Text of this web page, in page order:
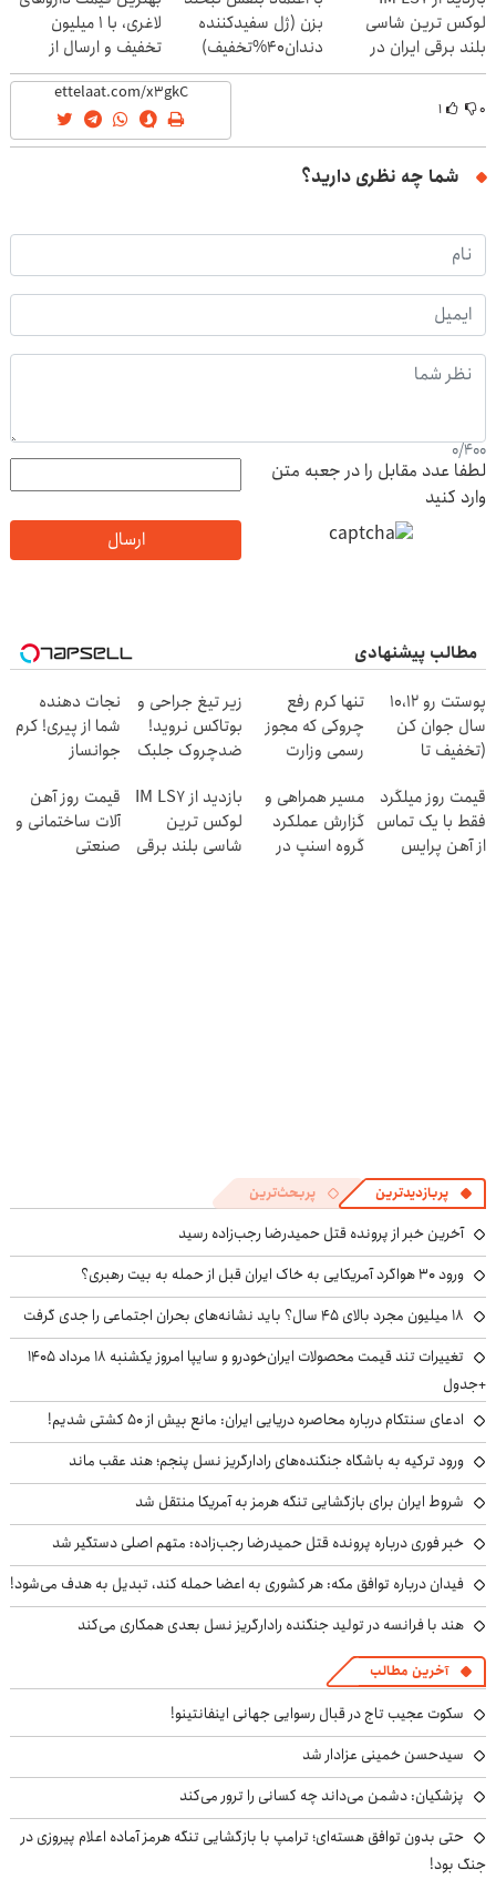
لوکس ترین شاسی
بلند برقی ایران در
باشگاه انقلاب
بزن (ژل سفیدکننده
دندان40%تخفیف)
لاغری، با ۱ میلیون
تخفیف و ارسال از
داروخانه‌
۰ ۱
شما چه نظری دارید؟
0/400
لطفا عدد مقابل را در جعبه متن
وارد کنید
ارسال
مطالب پیشنهادی
پوستت رو 10،12
سال جوان کن
(تخفیف تا
تنها کرم رفع
چروکی که مجوز
رسمی وزارت
زیر تیغ جراحی و
بوتاکس نروید!
ضدچروک جلبک
نجات دهنده
شما از پیری! کرم
جوانساز
قیمت روز میلگرد
فقط با یک تماس
از آهن پرایس
مسیر همراهی و
گزارش عملکرد
گروه اسنپ در
بازدید از IM LS7
لوکس ترین
شاسی بلند برقی
قیمت روز آهن
آلات ساختمانی و
صنعتی
پربازدیدترین پربحث‌ترین
آخرین خبر از پرونده قتل حمیدرضا رجب‌زاده رسید
ورود ۳۰ هواگرد آمریکایی به خاک ایران قبل از حمله به بیت رهبری؟
۱۸ میلیون مجرد بالای ۴۵ سال؟ باید نشانه‌های بحران اجتماعی را جدی گرفت
تغییرات تند قیمت محصولات ایران‌خودرو و سایپا امروز یکشنبه ۱۸ مرداد ۱۴۰۵
+جدول
ادعای سنتکام درباره محاصره دریایی ایران: مانع بیش از ۵۰ کشتی شدیم!
ورود ترکیه به باشگاه جنگنده‌های رادارگریز نسل پنجم؛ هند عقب ماند
شروط ایران برای بازگشایی تنگه هرمز به آمریکا منتقل شد
خبر فوری درباره پرونده قتل حمیدرضا رجب‌زاده: متهم اصلی دستگیر شد
فیدان درباره توافق مکه: هر کشوری به اعضا حمله کند، تبدیل به هدف می‌شود!
هند با فرانسه در تولید جنگنده رادارگریز نسل بعدی همکاری می‌کند
آخرین مطالب
سکوت عجیب تاج در قبال رسوایی جهانی اینفانتینو!
سیدحسن خمینی عزادار شد
پزشکیان: دشمن می‌داند چه کسانی را ترور می‌کند
حتی بدون توافق هسته‌ای؛ ترامپ با بازگشایی تنگه هرمز آماده اعلام پیروزی در
جنگ بود!